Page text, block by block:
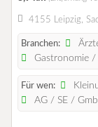
4155 Leipzig,
Branchen:
Gastronomie
Für wen:
AG / SE /